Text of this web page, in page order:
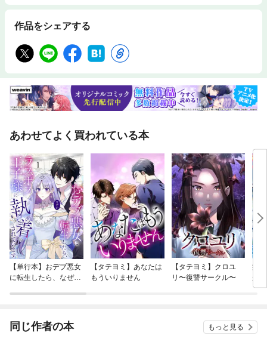
ません。自分の心に留まったメッセージに出会えたなら、それを大切に
自分自身への信頼と価値を一層感じられるようになると思います。読者の
皆様が、自分の大きな可能性を信じ、自分らしい生き方を実現していかれ
己」って何?＊ どんな意味なの？ 「自己肯定」と似た言葉たち＊ 自
己肯定感が心や行動に与える影響・・・など☆第2章 自分は自己肯定で
きてる?＊ 自分の自己肯定感をチェックしよう☆第3章 自己肯定感と付
下がる?＊ そもそも今は心も体も落ち着かない時期!＊ 自己肯定感を高
達の意見に流される!＊ 親友が他の子と仲良くしているのが嫌＊ 勉強、
運動、周りと同じことができない自分が嫌＊ 友達に頼ることができな
い・・・など☆第5章 自己肯定を高めるトレーニング＊ あせらず少し
ずつ高めていこう!＊ 今日できたことを書き出してみる＊ しっかり寝
て、早起きしてみる＊ SNSからたまには離れてみる・・・など
作品をシェアする
あわせてよく買われている本
【単行本】おデブ悪女
に転生したら、なぜか
【タテヨミ】あなたは
もういりません
【タテヨミ】クロユ
リ〜復讐サークル〜
病
が
ぎ
同じ作者の本 もっと見る